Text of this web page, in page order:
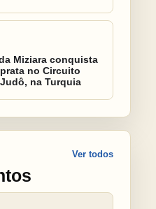
Miziara conquista
no Circuito
na Turquia
Ver todos